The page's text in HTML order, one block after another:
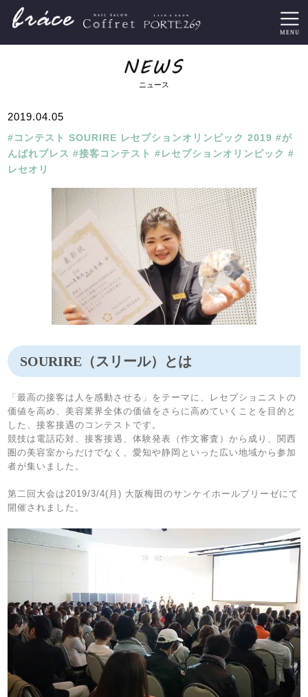
ニュース
2019.04.05
#コンテスト SOURIRE レセプションオリンピック 2019 #が
んばれブレス #接客コンテスト #レセプションオリンピック #
レセオリ
SOURIRE（スリール）とは
「最高の接客は人を感動させる」をテーマに、レセプショニストの
価値を高め、美容業界全体の価値をさらに高めていくことを目的と
した、接客接遇のコンテストです。
競技は電話応対、接客接遇、体験発表（作文審査）から成り、関西
圏の美容室からだけでなく、愛知や静岡といった広い地域から参加
者が集いました。
第二回大会は2019/3/4(月) 大阪梅田のサンケイホールブリーゼにて
開催されました。